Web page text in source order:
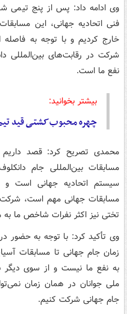
وی ادامه داد: پس از پنج تیمی
فنی اتحادیه جهانی، این
خارج کردیم و با توجه به
شرکت در رقابت‌های بین‌المللی
نفع ما است.
بیشتر بخوانید:
چهره محبوبکشتیقید
محمدی تصریح کرد: قصد
مسابقات بین‌المللی جام
سیستم اتحادیه جهانی است و
مسابقات جهانی مهم است، شرکت
تختی نیز اکثر نفرات شاخص ما به
وی تأکید کرد: با توجه به حضور
زمان جام جهانی تا مسابقات
به نفع ما نیست و از سوی دیگر
ملی جوانان در همان زمان
جام جهانی شرکت کنیم.